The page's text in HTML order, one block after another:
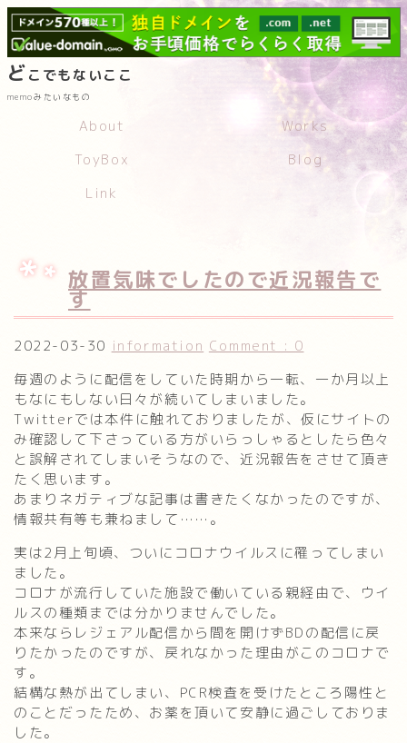
どこでもないここ
memoみたいなもの
About
Works
ToyBox
Blog
Link
放置気味でしたので近況報告で
す
2022-03-30 information Comment : 0
毎週のように配信をしていた時期から一転、一か月以上
もなにもしない日々が続いてしまいました。
Twitterでは本件に触れておりましたが、仮にサイトの
み確認して下さっている方がいらっしゃるとしたら色々
と誤解されてしまいそうなので、近況報告をさせて頂き
たく思います。
あまりネガティブな記事は書きたくなかったのですが、
情報共有等も兼ねまして……。
実は2月上旬頃、ついにコロナウイルスに罹ってしまい
ました。
コロナが流行していた施設で働いている親経由で、ウイ
ルスの種類までは分かりませんでした。
本来ならレジェアル配信から間を開けずBDの配信に戻
りたかったのですが、戻れなかった理由がこのコロナで
す。
結構な熱が出てしまい、PCR検査を受けたところ陽性と
のことだったため、お薬を頂いて安静に過ごしておりま
した。